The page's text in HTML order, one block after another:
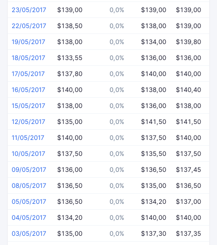
23/05/2017 $139,00 0,0% $139,00 $139,00
22/05/2017 $138,50 0,0% $138,00 $139,00
19/05/2017 $138,00 0,0% $134,00 $139,80
18/05/2017 $133,55 0,0% $136,00 $136,00
17/05/2017 $137,80 0,0% $140,00 $140,00
16/05/2017 $140,00 0,0% $138,00 $140,40
15/05/2017 $138,00 0,0% $136,00 $138,00
12/05/2017 $135,00 0,0% $141,50 $141,50
11/05/2017 $140,00 0,0% $137,50 $140,00
10/05/2017 $137,50 0,0% $135,50 $137,50
09/05/2017 $136,00 0,0% $136,50 $137,45
08/05/2017 $136,50 0,0% $135,00 $136,50
05/05/2017 $136,50 0,0% $134,20 $137,00
04/05/2017 $134,20 0,0% $140,00 $140,00
03/05/2017 $135,00 0,0% $137,30 $137,35